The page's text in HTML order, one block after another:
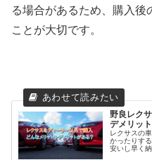
る場合があるため、購入後
ことが大切です。
野良レク
デメリッ
レクサスの
かったりす
安いし早く